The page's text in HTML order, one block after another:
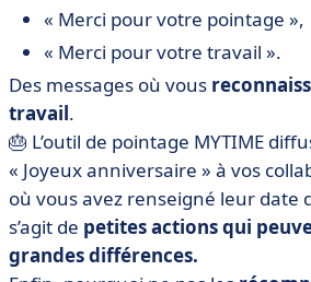
« Merci pour votre pointage »,
« Merci pour votre travail ».
Des messages où vous
travail.
🎂 L’outil de pointage MYTIME
« Joyeux anniversaire » à vos
où vous avez renseigné leur date
s’agit de petites actions qui
grandes différences.